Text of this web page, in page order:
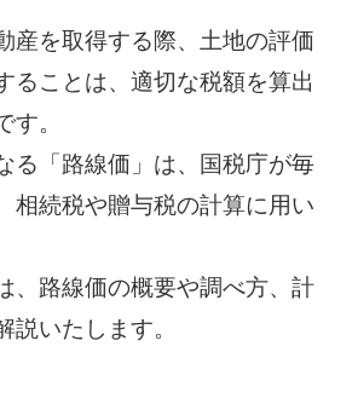
産を取得する際、土地の評価
ることは、適切な税額を算出
す。
る「路線価」は、国税庁が毎
相続税や贈与税の計算に用い
、路線価の概要や調べ方、計
説いたします。